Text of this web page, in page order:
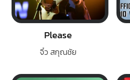
Please
จิ๋ว สกุณชัย